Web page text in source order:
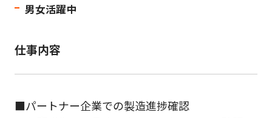
男女活躍中
仕事内容
■パートナー企業での製造進捗確認